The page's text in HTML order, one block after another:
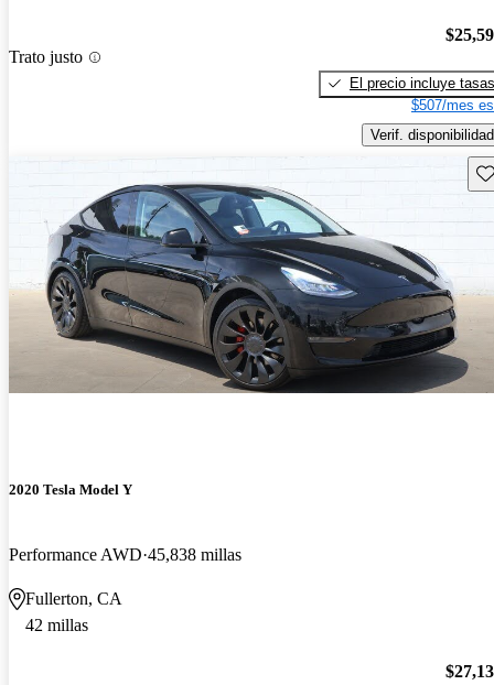
Trato justo
El precio incluye tasas
$507/mes
Verif. disponibilidad
2020 Tesla Model Y
Performance AWD 45,838 millas
Fullerton, CA
42 millas